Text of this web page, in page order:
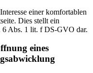
einer komfortablen
Dies stellt ein
6 Abs. 1 lit. f DS-GVO dar.
eines